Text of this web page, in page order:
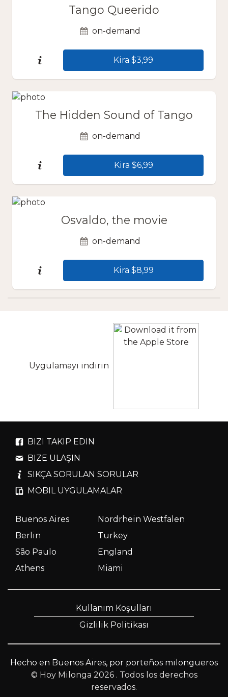
Tango Queerido
on-demand
Kira $3,99
The Hidden Sound of Tango
on-demand
Kira $6,99
Osvaldo, the movie
on-demand
Kira $8,99
Uygulamayı indirin
BIZI TAKIP EDIN
BIZE ULAŞIN
SIKÇA SORULAN SORULAR
MOBIL UYGULAMALAR
Buenos Aires
Nordrhein Westfalen
Berlin
Turkey
São Paulo
England
Athens
Miami
Kullanım Koşulları
Gizlilik Politikası
Hecho en Buenos Aires, por porteños milongueros
© Hoy Milonga 2026 . Todos los derechos
reservados.